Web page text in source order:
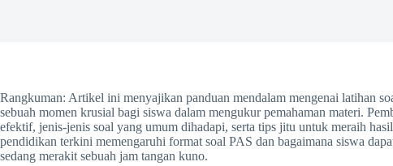
Rangkuman: Artikel ini menyajikan panduan mendalam mengenai latihan
sebuah momen krusial bagi siswa dalam mengukur pemahaman materi.
efektif, jenis-jenis soal yang umum dihadapi, serta tips jitu untuk meraih
pendidikan terkini memengaruhi format soal PAS dan bagaimana siswa
sedang merakit sebuah jam tangan kuno.